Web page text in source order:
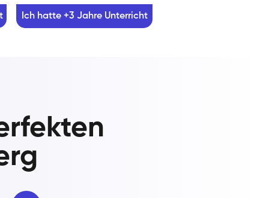
Ich hatte +3 Jahre Unterricht